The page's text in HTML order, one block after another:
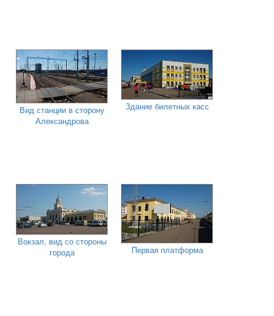
Вид станции в сторону
Александрова
Здание билетных касс
Вокзал, вид со стороны
города
Первая платформа